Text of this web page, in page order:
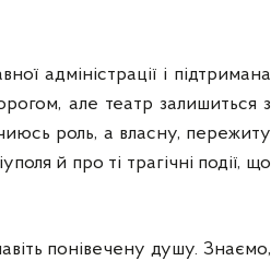
адміністрації і підтримана
але театр залишиться з
роль, а власну, пережиту
й про ті трагічні події, що
понівечену душу. Знаємо,